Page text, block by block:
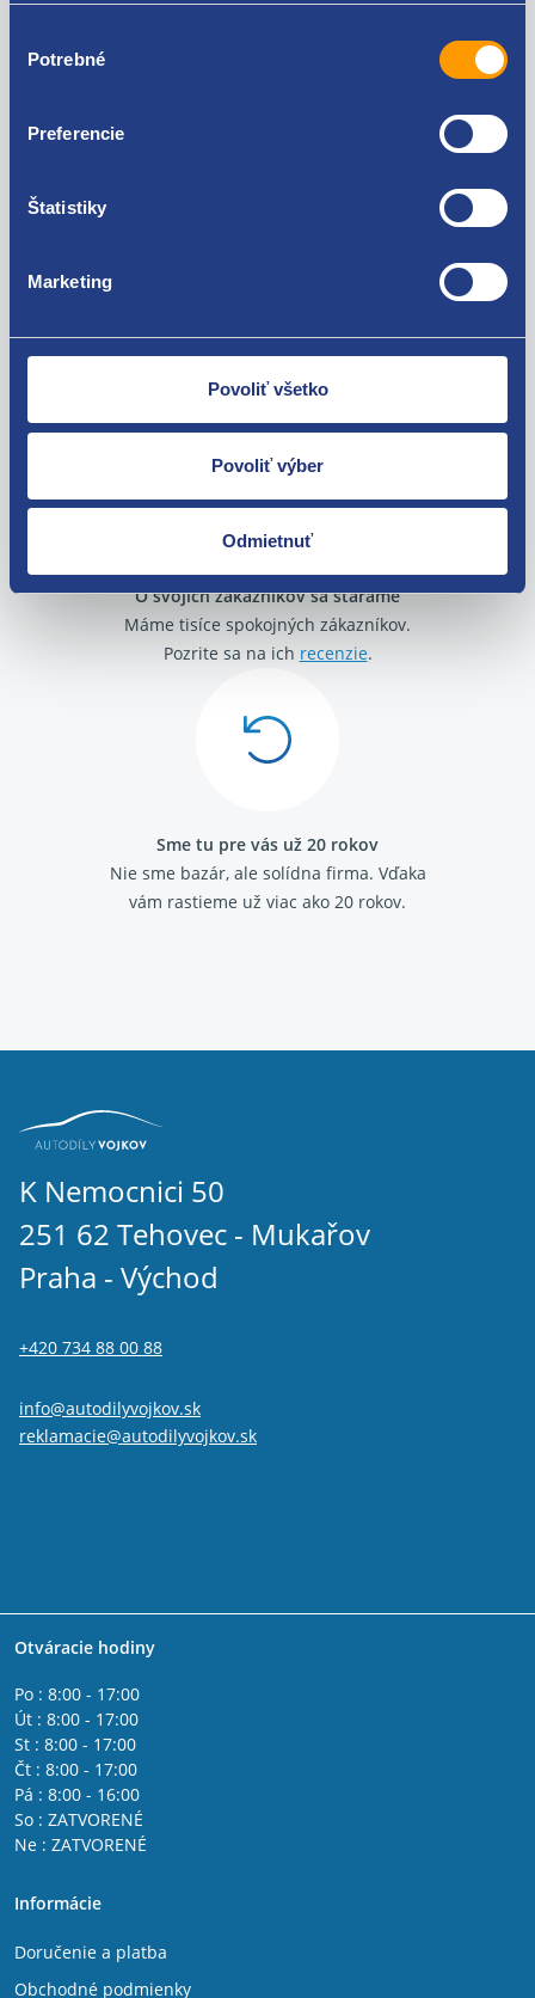
súhlasu
Potrebné
Preferencie
Štatistiky
Marketing
Povoliť všetko
Povoliť výber
Odmietnuť
Renault Laguna coupé 2008 - 2015
Tovar môžete vrátiť do 60 dní od
O svojich zákazníkov sa staráme
Máme tisíce spokojných zákazníkov.
Pozrite sa na ich recenzie.
Sme tu pre vás už 20 rokov
Nie sme bazár, ale solídna firma. Vďaka
vám rastieme už viac ako 20 rokov.
K Nemocnici 50
251 62 Tehovec - Mukařov
Praha - Východ
+420 734 88 00 88
info@autodilyvojkov.sk
reklamacie@autodilyvojkov.sk
Otváracie hodiny
Po : 8:00 - 17:00
Út : 8:00 - 17:00
St : 8:00 - 17:00
Čt : 8:00 - 17:00
Pá : 8:00 - 16:00
So : ZATVORENÉ
Ne : ZATVORENÉ
Informácie
Doručenie a platba
Obchodné podmienky